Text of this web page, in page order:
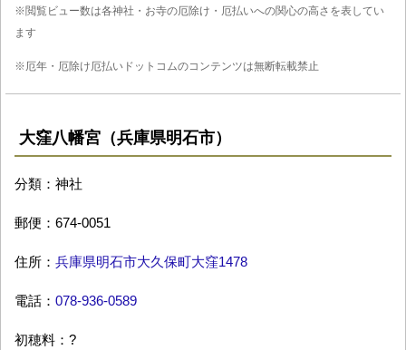
※閲覧ビュー数は各神社・お寺の厄除け・厄払いへの関心の高さを表してい
ます
※厄年・厄除け厄払いドットコムのコンテンツは無断転載禁止
大窪八幡宮（兵庫県明石市）
分類：神社
郵便：674-0051
住所： 兵庫県明石市大久保町大窪1478
電話： 078-936-0589
初穂料：?